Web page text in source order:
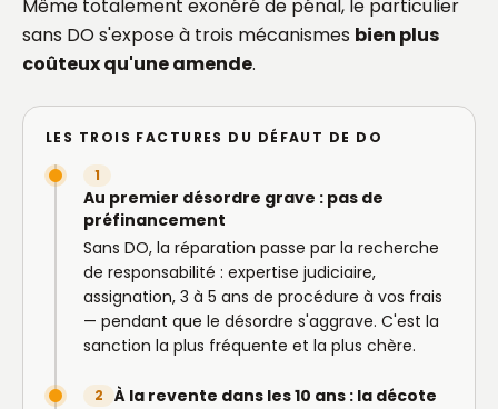
Même totalement exonéré de pénal, le particulier
sans DO s'expose à trois mécanismes bien plus
coûteux qu'une amende.
LES TROIS FACTURES DU DÉFAUT DE DO
1
Au premier désordre grave : pas de
préfinancement
Sans DO, la réparation passe par la recherche
de responsabilité : expertise judiciaire,
assignation, 3 à 5 ans de procédure à vos frais
— pendant que le désordre s'aggrave. C'est la
sanction la plus fréquente et la plus chère.
2
À la revente dans les 10 ans : la décote